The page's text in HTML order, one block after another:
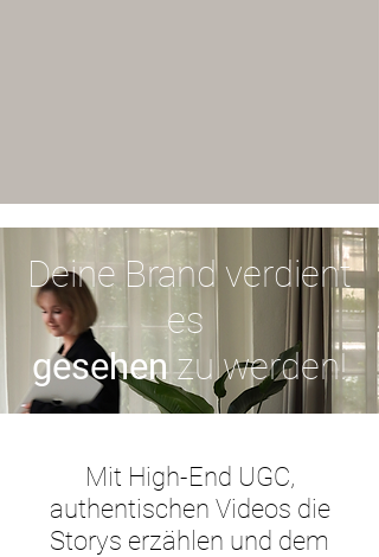
Deine Brand verdient
es
gesehenzu werden!
Mit High-End UGC,
authentischen Videos die
Storys erzählen und dem